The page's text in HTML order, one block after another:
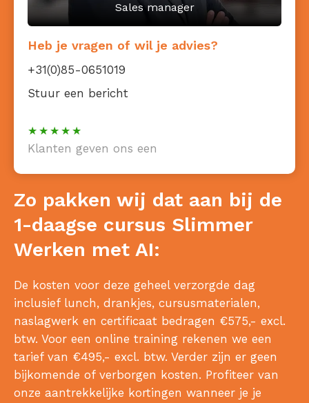
Sales manager
Heb je vragen of wil je advies?
+31(0)85-0651019
Stuur een bericht
Klanten geven ons een
Zo pakken wij dat aan bij de
1-daagse cursus Slimmer
Werken met AI:
De kosten voor deze geheel verzorgde dag
inclusief lunch, drankjes, cursusmaterialen,
naslagwerk en certificaat bedragen €575,- excl.
btw. Voor een online training rekenen we een
tarief van €495,- excl. btw. Verder zijn er geen
bijkomende of verborgen kosten. Profiteer van
onze aantrekkelijke kortingen wanneer je je